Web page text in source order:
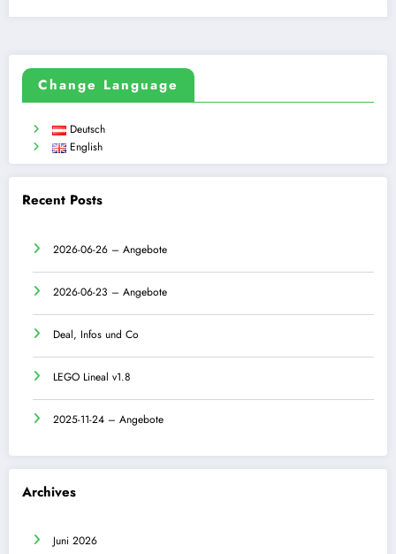
Change Language
Deutsch
English
Recent Posts
2026-06-26 – Angebote
2026-06-23 – Angebote
Deal, Infos und Co
LEGO Lineal v1.8
2025-11-24 – Angebote
Archives
Juni 2026